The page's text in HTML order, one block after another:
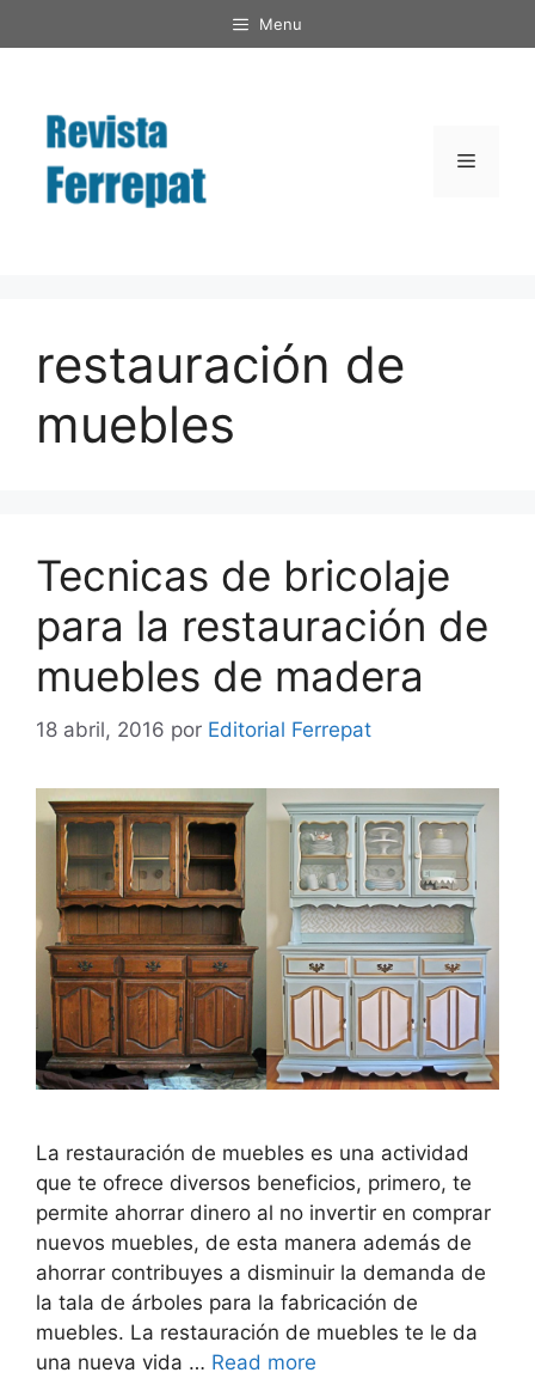
al
Menu
Menú
restauración de
muebles
Tecnicas de bricolaje
para la restauración de
muebles de madera
18 abril, 2016 por Editorial Ferrepat
La restauración de muebles es una actividad
que te ofrece diversos beneficios, primero, te
permite ahorrar dinero al no invertir en comprar
nuevos muebles, de esta manera además de
ahorrar contribuyes a disminuir la demanda de
la tala de árboles para la fabricación de
muebles. La restauración de muebles te le da
una nueva vida … Read more